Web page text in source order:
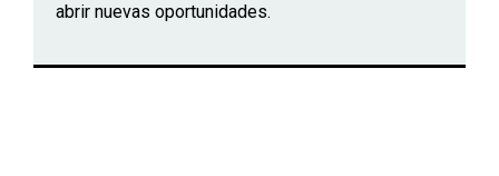
abrir nuevas oportunidades.